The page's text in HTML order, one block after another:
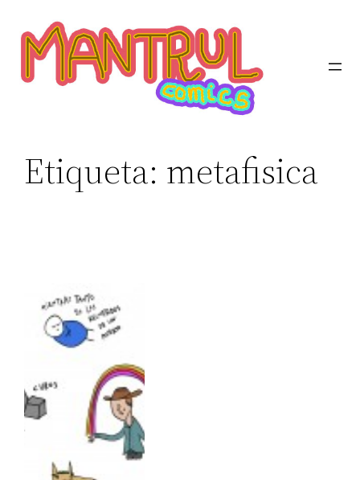
Etiqueta: metafisica